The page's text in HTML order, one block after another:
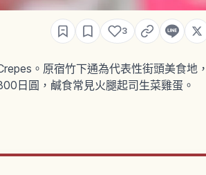
3
。原宿竹下通為代表性街頭美食地
日圓，鹹食常見火腿起司生菜雞蛋。